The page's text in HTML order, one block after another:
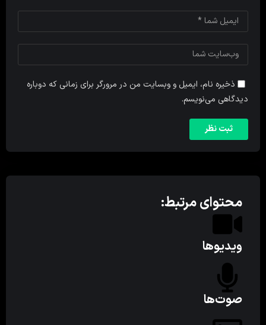
ذخیره نام، ایمیل و وبسایت من در مرورگر برای زمانی که دوباره
دیدگاهی می‌نویسم.
محتوای مرتبط:
ویدیوها
صوت‌ها